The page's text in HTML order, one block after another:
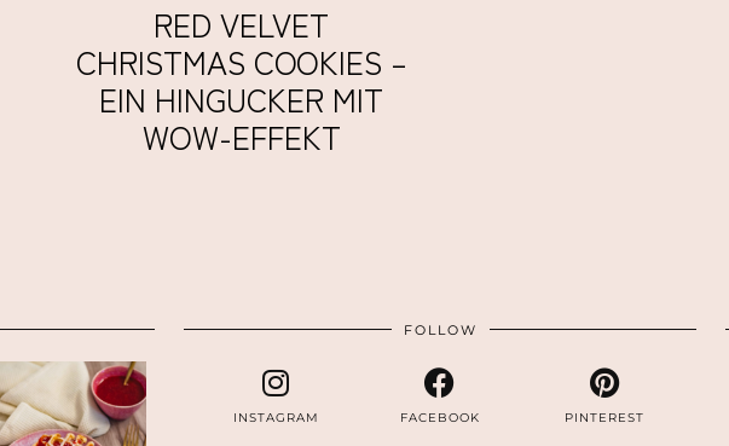
RED VELVET
CHRISTMAS COOKIES –
EIN HINGUCKER MIT
WOW-EFFEKT
FOLLOW
INSTAGRAM FACEBOOK PINTEREST